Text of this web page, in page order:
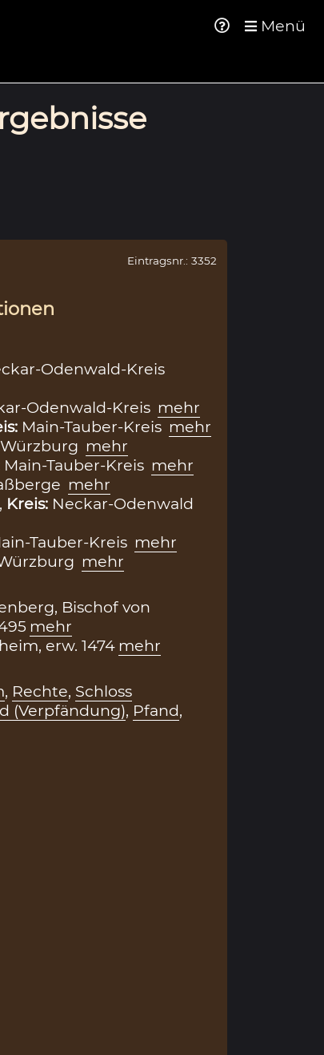
Menü
Eintragsnr.: 3352
Odenwald-Kreis
Odenwald-Kreis mehr
Main-Tauber-Kreis mehr
Würzburg mehr
Main-Tauber-Kreis mehr
mehr
Kreis: Neckar-Odenwald
Tauber-Kreis mehr
mehr
Bischof von
mehr
erw. 1474 mehr
, Rechte, Schloss
(Verpfändung), Pfand,